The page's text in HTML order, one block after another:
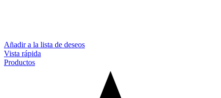
Añadir a la lista de deseos
Vista rápida
Productos